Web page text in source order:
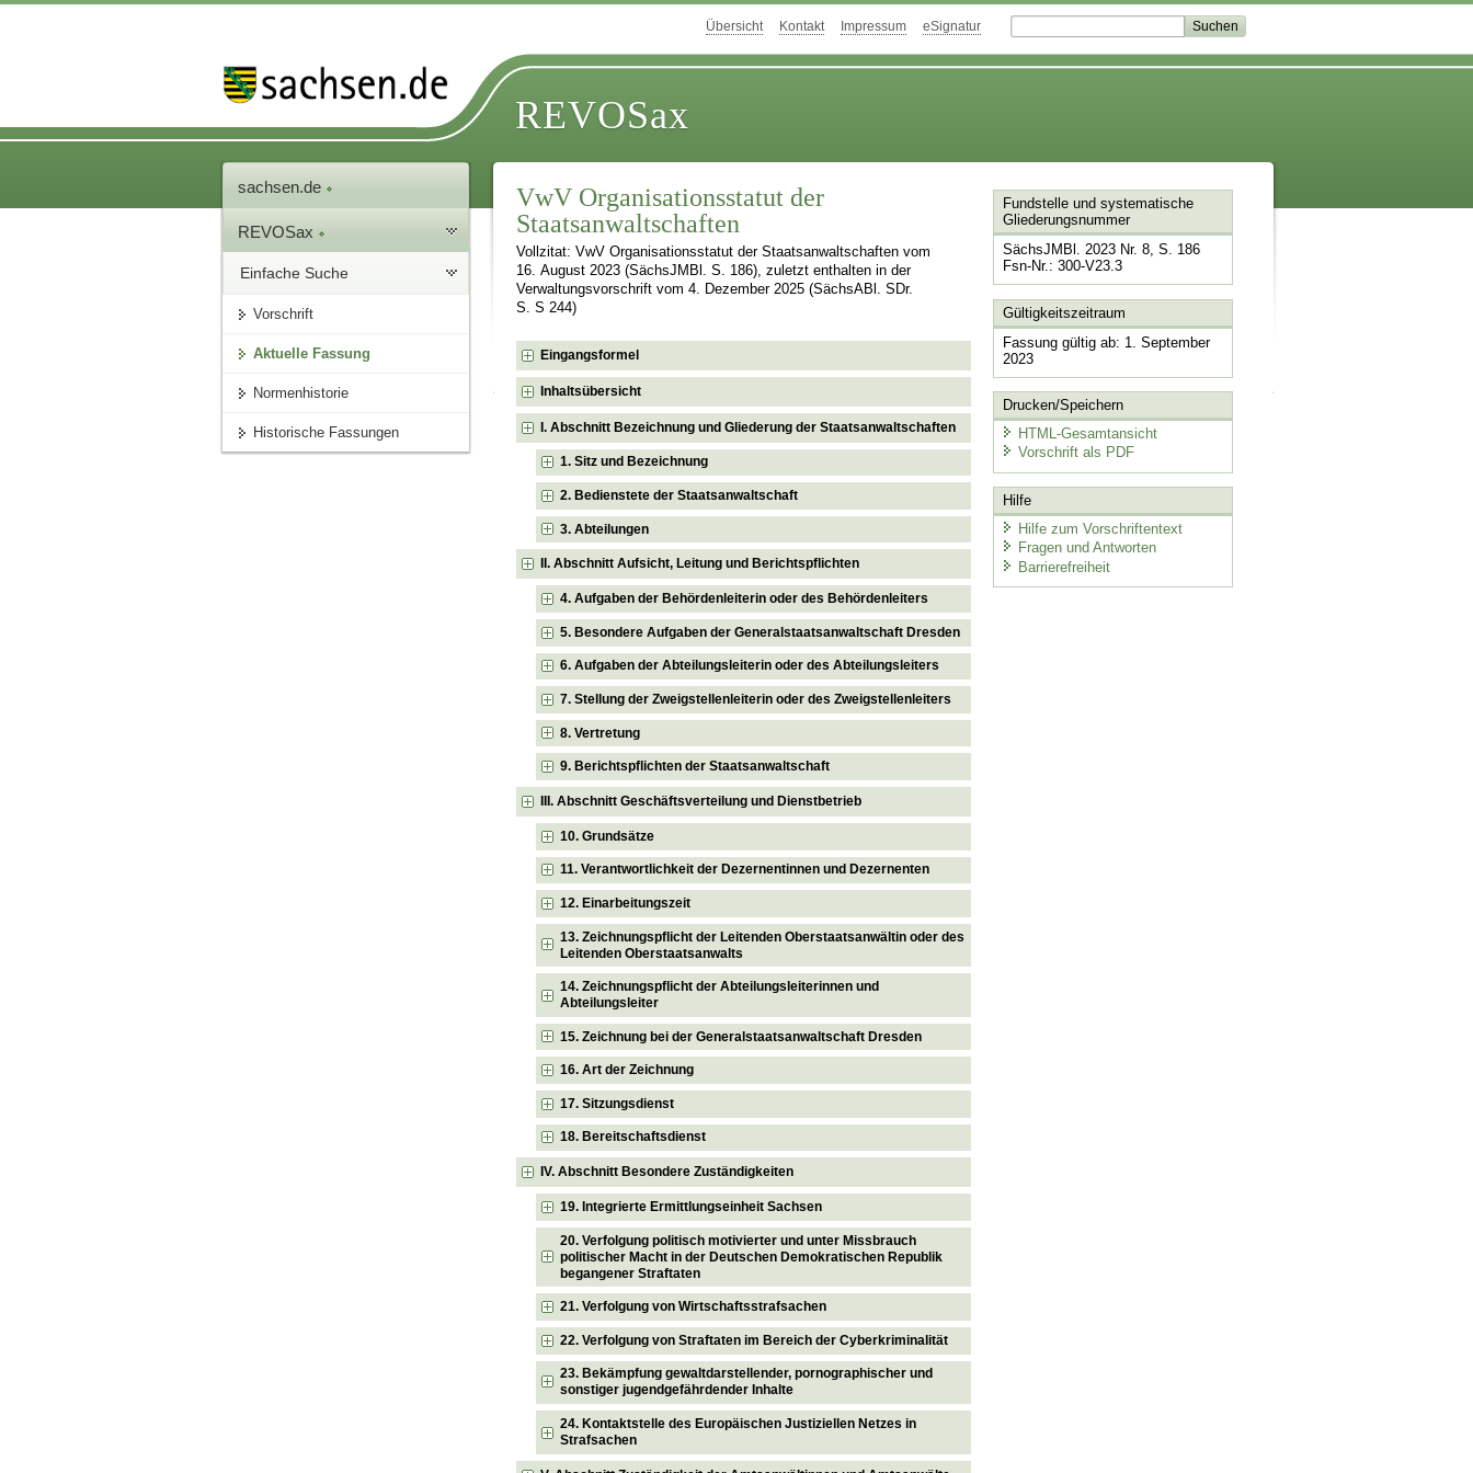
Übersicht Kontakt Impressum eSignatur
REVOSax
sachsen.de
REVOSax
Einfache Suche
Vorschrift
Aktuelle Fassung
Normenhistorie
Historische Fassungen
VwV Organisationsstatut der
Staatsanwaltschaften
Vollzitat: VwV Organisationsstatut der Staatsanwaltschaften vom
16. August 2023 (SächsJMBl. S. 186), zuletzt enthalten in der
Verwaltungsvorschrift vom 4. Dezember 2025 (SächsABl. SDr.
S. S 244)
Eingangsformel
Inhaltsübersicht
I. Abschnitt Bezeichnung und Gliederung der Staatsanwaltschaften
1. Sitz und Bezeichnung
2. Bedienstete der Staatsanwaltschaft
3. Abteilungen
II. Abschnitt Aufsicht, Leitung und Berichtspflichten
4. Aufgaben der Behördenleiterin oder des Behördenleiters
5. Besondere Aufgaben der Generalstaatsanwaltschaft Dresden
6. Aufgaben der Abteilungsleiterin oder des Abteilungsleiters
7. Stellung der Zweigstellenleiterin oder des Zweigstellenleiters
8. Vertretung
9. Berichtspflichten der Staatsanwaltschaft
III. Abschnitt Geschäftsverteilung und Dienstbetrieb
10. Grundsätze
11. Verantwortlichkeit der Dezernentinnen und Dezernenten
12. Einarbeitungszeit
13. Zeichnungspflicht der Leitenden Oberstaatsanwältin oder des
Leitenden Oberstaatsanwalts
14. Zeichnungspflicht der Abteilungsleiterinnen und
Abteilungsleiter
15. Zeichnung bei der Generalstaatsanwaltschaft Dresden
16. Art der Zeichnung
17. Sitzungsdienst
18. Bereitschaftsdienst
IV. Abschnitt Besondere Zuständigkeiten
19. Integrierte Ermittlungseinheit Sachsen
20. Verfolgung politisch motivierter und unter Missbrauch
politischer Macht in der Deutschen Demokratischen Republik
begangener Straftaten
21. Verfolgung von Wirtschaftsstrafsachen
22. Verfolgung von Straftaten im Bereich der Cyberkriminalität
23. Bekämpfung gewaltdarstellender, pornographischer und
sonstiger jugendgefährdender Inhalte
24. Kontaktstelle des Europäischen Justiziellen Netzes in
Strafsachen
Fundstelle und systematische
Gliederungsnummer
SächsJMBl. 2023 Nr. 8, S. 186
Fsn-Nr.: 300-V23.3
Gültigkeitszeitraum
Fassung gültig ab: 1. September
2023
Drucken/Speichern
HTML-Gesamtansicht
Vorschrift als PDF
Hilfe
Hilfe zum Vorschriftentext
Fragen und Antworten
Barrierefreiheit